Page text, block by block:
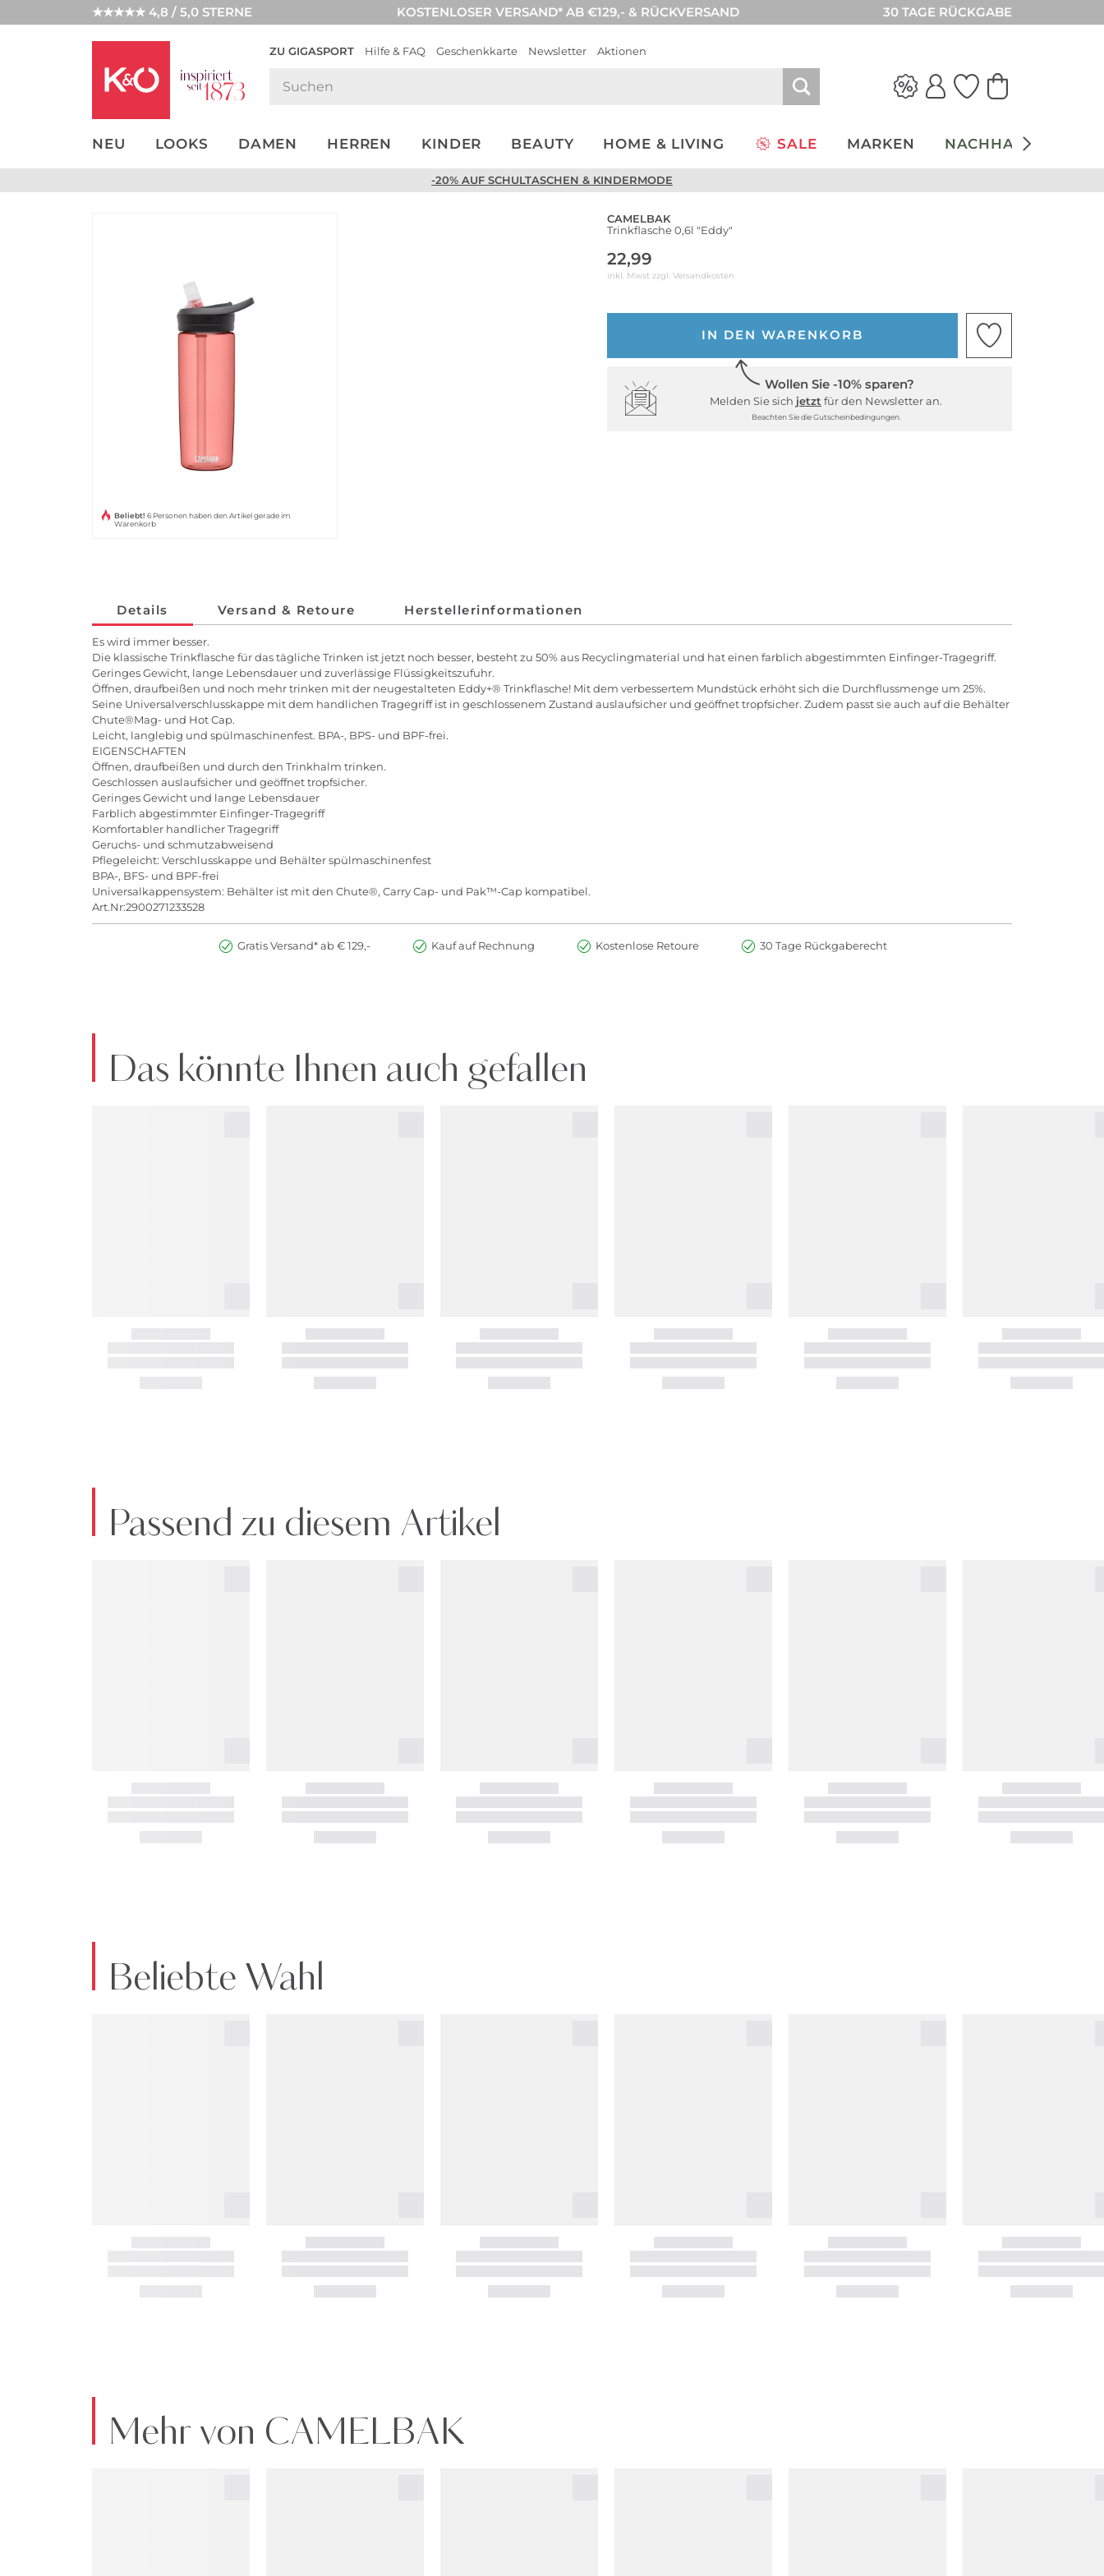
★★★★★ 4,8 / 5,0 STERNE KOSTENLOSER VERSAND* AB €129,- & RÜCKVERSAND 30 TAGE RÜCKGABE
ZU GIGASPORT Hilfe & FAQ Geschenkkarte Newsletter Aktionen
NEU LOOKS DAMEN HERREN KINDER BEAUTY HOME & LIVING SALE MARKEN NACHHALTIGKEIT
NEW IN
WEDDING
-20% AUF SCHULTASCHEN & KINDERMODE
Beliebt! 6 Personen haben den Artikel gerade im
Warenkorb
CAMELBAK
Trinkflasche 0,6l "Eddy"
22,99
inkl. Mwst zzgl. Versandkosten
IN DEN WARENKORB
Wollen Sie -10% sparen?
Melden Sie sich jetzt für den Newsletter an.
Beachten Sie die Gutscheinbedingungen.
Details Versand & Retoure Herstellerinformationen
Es wird immer besser.
Die klassische Trinkflasche für das tägliche Trinken ist jetzt noch besser, besteht zu 50% aus Recyclingmaterial und hat einen farblich abgestimmten Einfinger-Tragegriff.
Geringes Gewicht, lange Lebensdauer und zuverlässige Flüssigkeitszufuhr.
Öffnen, draufbeißen und noch mehr trinken mit der neugestalteten Eddy+® Trinkflasche! Mit dem verbessertem Mundstück erhöht sich die Durchflussmenge um 25%.
Seine Universalverschlusskappe mit dem handlichen Tragegriff ist in geschlossenem Zustand auslaufsicher und geöffnet tropfsicher. Zudem passt sie auch auf die Behälter
Chute®Mag- und Hot Cap.
Leicht, langlebig und spülmaschinenfest. BPA-, BPS- und BPF-frei.
EIGENSCHAFTEN
Öffnen, draufbeißen und durch den Trinkhalm trinken.
Geschlossen auslaufsicher und geöffnet tropfsicher.
Geringes Gewicht und lange Lebensdauer
Farblich abgestimmter Einfinger-Tragegriff
Komfortabler handlicher Tragegriff
Geruchs- und schmutzabweisend
Pflegeleicht: Verschlusskappe und Behälter spülmaschinenfest
BPA-, BFS- und BPF-frei
Universalkappensystem: Behälter ist mit den Chute®, Carry Cap- und Pak™-Cap kompatibel.
Art.Nr:2900271233528
Gratis Versand* ab € 129,- Kauf auf Rechnung Kostenlose Retoure 30 Tage Rückgaberecht
Das könnte Ihnen auch gefallen
Passend zu diesem Artikel
Beliebte Wahl
Mehr von CAMELBAK